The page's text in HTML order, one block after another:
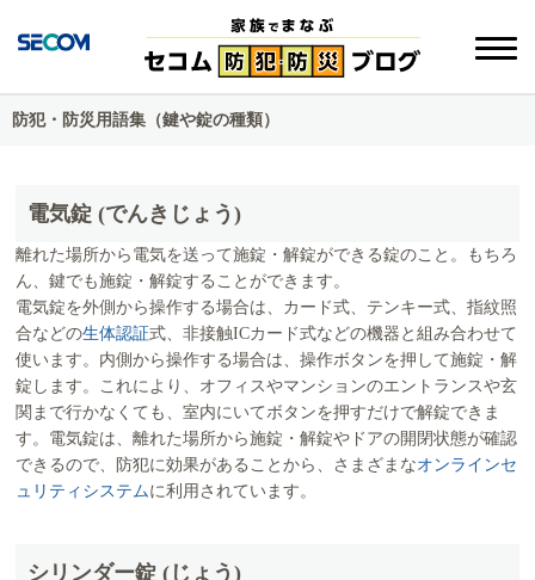
防犯・防災用語集（鍵や錠の種類）
電気錠 (でんきじょう)
離れた場所から電気を送って施錠・解錠ができる錠のこと。もちろ
ん、鍵でも施錠・解錠することができます。
電気錠を外側から操作する場合は、カード式、テンキー式、指紋照
合などの生体認証式、非接触ICカード式などの機器と組み合わせて
使います。内側から操作する場合は、操作ボタンを押して施錠・解
錠します。これにより、オフィスやマンションのエントランスや玄
関まで行かなくても、室内にいてボタンを押すだけで解錠できま
す。電気錠は、離れた場所から施錠・解錠やドアの開閉状態が確認
できるので、防犯に効果があることから、さまざまなオンラインセ
ュリティシステムに利用されています。
シリンダー錠 (じょう)